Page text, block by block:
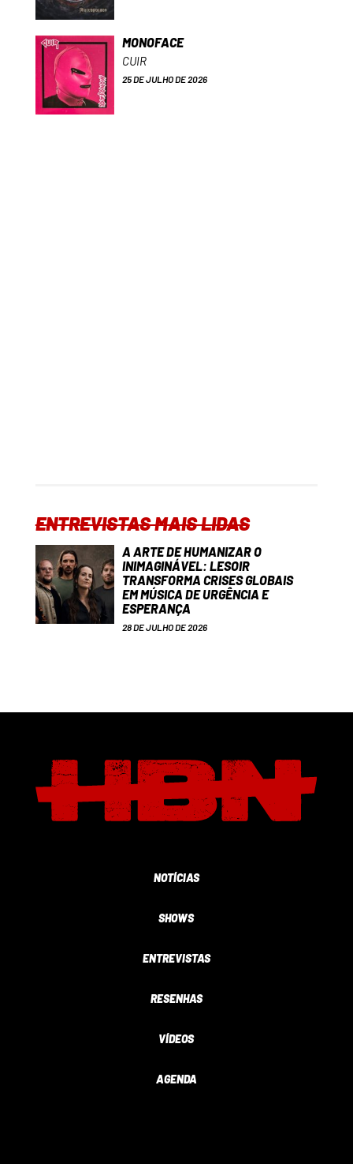
MONOFACE
CUIR
25 DE JULHO DE 2026
ENTREVISTAS MAIS LIDAS
A ARTE DE HUMANIZAR O
INIMAGINÁVEL: LESOIR
TRANSFORMA CRISES GLOBAIS
EM MÚSICA DE URGÊNCIA E
ESPERANÇA
28 DE JULHO DE 2026
NOTÍCIAS
SHOWS
ENTREVISTAS
RESENHAS
VÍDEOS
AGENDA